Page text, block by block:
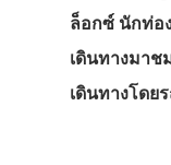
ล็อกซ์ นักท่อ
เดินทางมา
เดินทางโดย